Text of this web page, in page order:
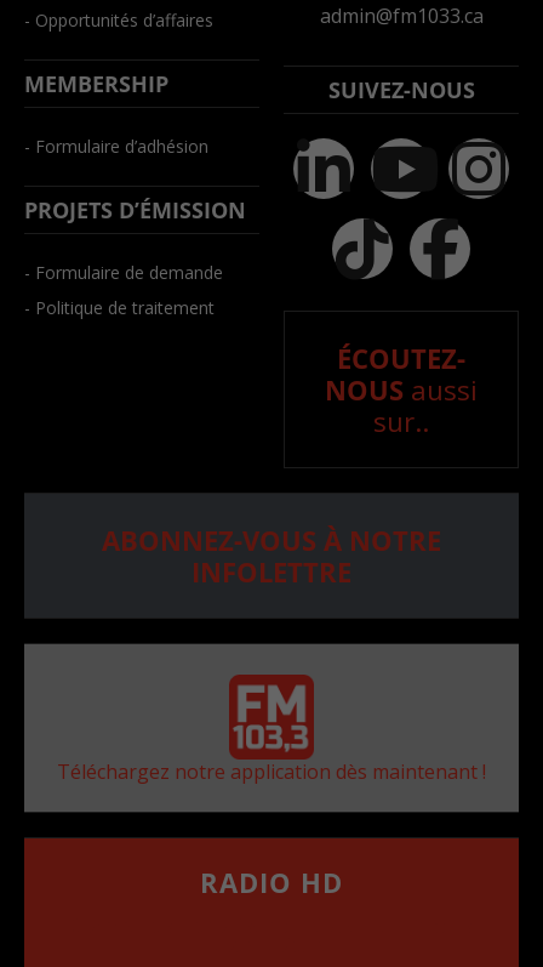
- Opportunités d’affaires
MEMBERSHIP
- Formulaire d’adhésion
PROJETS D’ÉMISSION
- Formulaire de demande
- Politique de traitement
admin@fm1033.ca
SUIVEZ-NOUS
ÉCOUTEZ-
NOUS aussi
sur..
ABONNEZ-VOUS À NOTRE
INFOLETTRE
Téléchargez notre application dès maintenant !
RADIO HD